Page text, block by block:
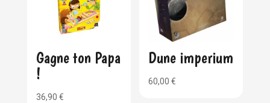
Gagne ton Papa
!
36,90 €
Dune imperium
60,00€